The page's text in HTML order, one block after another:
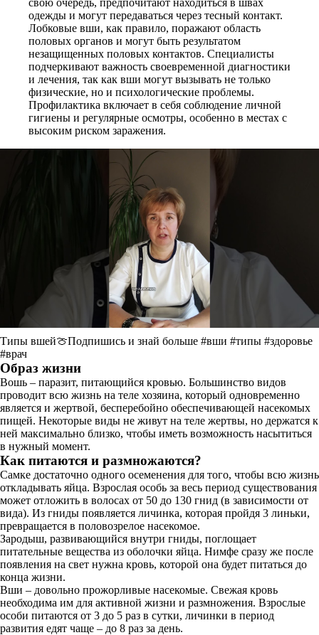
свою очередь, предпочитают находиться в швах
одежды и могут передаваться через тесный контакт.
Лобковые вши, как правило, поражают область
половых органов и могут быть результатом
незащищенных половых контактов. Специалисты
подчеркивают важность своевременной диагностики
и лечения, так как вши могут вызывать не только
физические, но и психологические проблемы.
Профилактика включает в себя соблюдение личной
гигиены и регулярные осмотры, особенно в местах с
высоким риском заражения.
Типы вшей🍈Подпишись и знай больше #вши #типы #здоровье
#врач
Образ жизни
Вошь – паразит, питающийся кровью. Большинство видов
проводит всю жизнь на теле хозяина, который одновременно
является и жертвой, бесперебойно обеспечивающей насекомых
пищей. Некоторые виды не живут на теле жертвы, но держатся к
ней максимально близко, чтобы иметь возможность насытиться
в нужный момент.
Как питаются и размножаются?
Самке достаточно одного осеменения для того, чтобы всю жизнь
откладывать яйца. Взрослая особь за весь период существования
может отложить в волосах от 50 до 130 гнид (в зависимости от
вида). Из гниды появляется личинка, которая пройдя 3 линьки,
превращается в половозрелое насекомое.
Зародыш, развивающийся внутри гниды, поглощает
питательные вещества из оболочки яйца. Нимфе сразу же после
появления на свет нужна кровь, которой она будет питаться до
конца жизни.
Вши – довольно прожорливые насекомые. Свежая кровь
необходима им для активной жизни и размножения. Взрослые
особи питаются от 3 до 5 раз в сутки, личинки в период
развития едят чаще – до 8 раз за день.